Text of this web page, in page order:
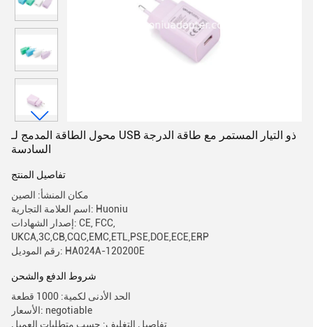
محول الطاقة المدمج لـ USB ذو التيار المستمر مع طاقة الدرجة
السادسة
تفاصيل المنتج
مكان المنشأ: الصين
اسم العلامة التجارية: Huoniu
إصدار الشهادات: CE, FCC,
UKCA,3C,CB,CQC,EMC,ETL,PSE,DOE,ECE,ERP
رقم الموديل: HA024A-120200E
شروط الدفع والشحن
الحد الأدنى لكمية: 1000 قطعة
الأسعار: negotiable
تفاصيل التغليف: حسب متطلبات العميل